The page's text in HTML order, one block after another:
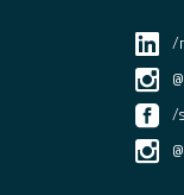
/
/